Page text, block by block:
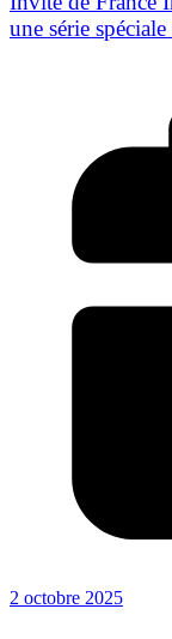
une série
2 octobre 2025